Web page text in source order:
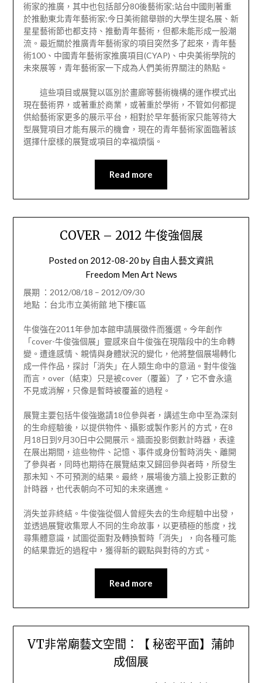
術家的推廣，其中也包括部分80後藝術家;站台中國則著重
於推動東北青年藝術家;今日美術館舉辦的大學生提名展、新
星星藝術節也都支持、推動青年藝術，但都未能形成一股潮
流。最近關於推廣青年藝術家的項目突然多了起來，青年藝
術100、中國青年藝術家推廣項目(CYAP)、中央美術學院的
未來展等，青年藝術家一下成為人們美術界關注的熱點。
這些項目或展覽以區別於畫廊等藝術機構的運作模式出
現在藝術界，或著重於商業​​，或著重於學術，不管如何都提
供給藝術家更多的展示平台，相對於早年藝術家只能等待大
型展覽項目才能有展示的機會，現在的青年藝術家面臨著該
選擇什麼樣的展覽或項目的幸福煩惱。
Read more
COVER – 2012 牛俊強個展
Posted on 2012-08-20 by 自由人藝文資訊
Freedom Men Art News
展期 ：2012/08/18 – 2012/09/30
地點 ：台北市立美術館 地下樓E區
牛俊強在2011年參加本館申請展徵件而獲選。今年創作
「cover-牛俊強個展」靈感來自牛俊強在現階段中的生命轉
變。遭逢感情、親情與身體狀況的變化，他將整個展場轉化
成一件作品，探討「消失」在人類生命中的意涵。對牛俊強
而言，over（結束）只是被cover（覆蓋）了，它不會永遠
不見或消解，只像是暫時被覆蓋的過程。
展覽主要包括牛俊強邀請18位參與者，講述生命中至為深刻
的生命經驗後，以提供物件、攝影或製作影片的方式，在8
月18日到9月30日中公開展示。牆面投影倒數計時器，表達
在展出期間，這些物件、記憶、事件或身份暫時消失、離開
了參與者，同時也期待在展覽結束又歸回參與者時，所發生
那未知、不可預測的結果。最終，展場後方牆上投影正數的
計時器，也代表朝向不可知的未來邁進。
消失並非終結。牛俊強從個人曾經失去的生命經驗中出發，
並透過展覽收集眾人不同的生命故事，以更積極的態度，找
尋集體意識，試圖從面對及轉換暫時「消失」，向各種可能
的結果靠近的過程中，獲得新的觀點與對待的方式。
Read more
VT非常廟藝文空間：【 秘密平面】蒲帥
成個展